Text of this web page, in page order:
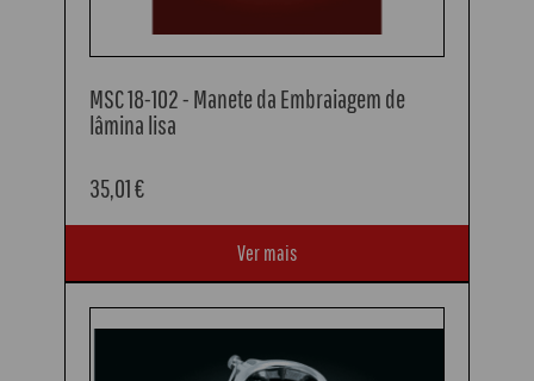
MSC 18-102 - Manete da Embraiagem de
lâmina lisa
35,01 €
Ver mais